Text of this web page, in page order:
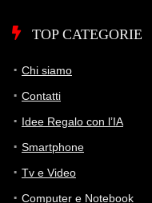
TOP CATEGORIE
Chi siamo
Contatti
Idee Regalo con l’IA
Smartphone
Tv e Video
Computer e Notebook